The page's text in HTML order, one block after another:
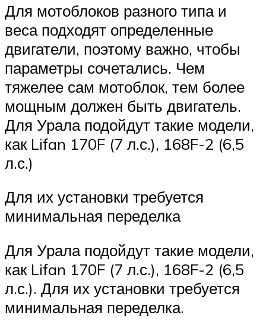
Для мотоблоков разного типа и
веса подходят определенные
двигатели, поэтому важно, чтобы
параметры сочетались. Чем
тяжелее сам мотоблок, тем более
мощным должен быть двигатель.
Для Урала подойдут такие модели,
как Lifan 170F (7 л.с.), 168F-2 (6,5
л.с.)
Для их установки требуется
минимальная переделка
Для Урала подойдут такие модели,
как Lifan 170F (7 л.с.), 168F-2 (6,5
л.с.). Для их установки требуется
минимальная переделка.